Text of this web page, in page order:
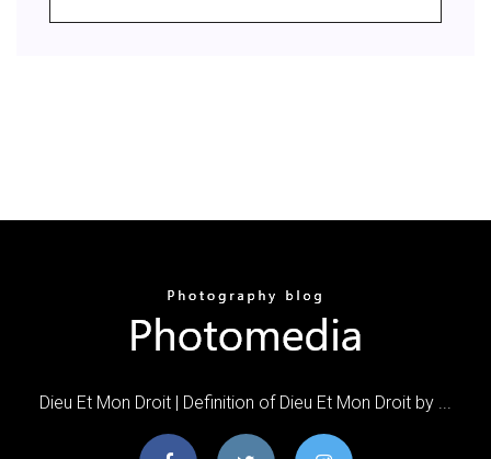
Dieu Et Mon Droit | Definition of Dieu Et Mon Droit by ...